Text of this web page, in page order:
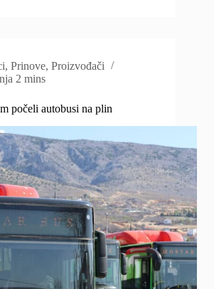
,Prinove,Proizvođači
2 mins
počeli autobusi na plin